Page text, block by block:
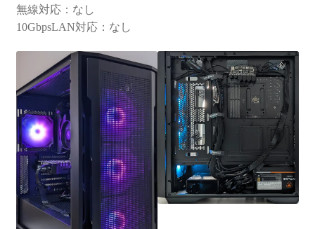
無線対応：なし
10GbpsLAN対応：なし